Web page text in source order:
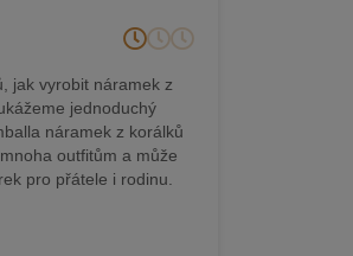
jak vyrobit náramek z
jednoduchý
náramek z korálků
outfitům a může
pro přátele i rodinu.